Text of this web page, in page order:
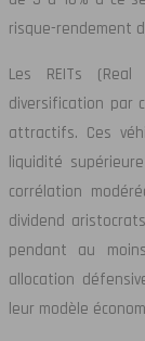
risque-rendement
Les REITs
diversification par
attractifs. Ces
liquidité
corrélation
dividend
pendant au
allocation
leur modèle